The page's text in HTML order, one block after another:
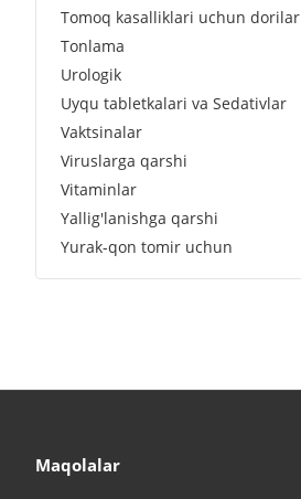
Tomoq kasalliklari uchun dorilar
Tonlama
Urologik
Uyqu tabletkalari va Sedativlar
Vaktsinalar
Viruslarga qarshi
Vitaminlar
Yallig'lanishga qarshi
Yurak-qon tomir uchun
Maqolalar